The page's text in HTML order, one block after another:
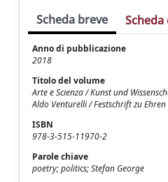
Scheda breve
Anno di pubblicazione
2018
Titolo del volume
Arte e Scienza / Kunst und
Aldo Venturelli / Festschrift zu
ISBN
978-3-515-11970-2
Parole chiave
poetry; politics; Stefan George